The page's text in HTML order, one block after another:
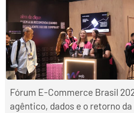
Fórum E-Commerce Brasil
agêntico, dados e o retorno